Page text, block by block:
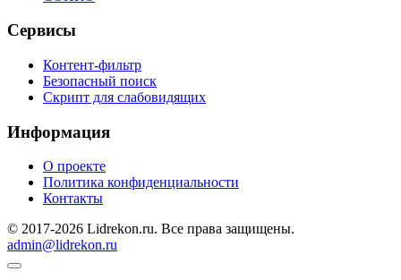
Сервисы
Контент-фильтр
Безопасный поиск
Скрипт для слабовидящих
Информация
О проекте
Политика конфиденциальности
Контакты
© 2017-2026 Lidrekon.ru. Все права защищены.
admin@lidrekon.ru